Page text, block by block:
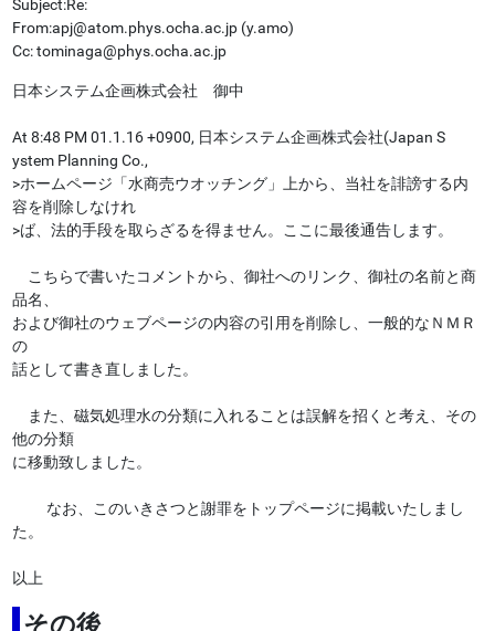
Subject:Re:
From:apj@atom.phys.ocha.ac.jp (y.amo)
Cc: tominaga@phys.ocha.ac.jp
日本システム企画株式会社 御中
At 8:48 PM 01.1.16 +0900, 日本システム企画株式会社(Japan S
ystem Planning Co.,
>ホームページ「水商売ウオッチング」上から、当社を誹謗する内
容を削除しなけれ
>ば、法的手段を取らざるを得ません。ここに最後通告します。
こちらで書いたコメントから、御社へのリンク、御社の名前と商
品名、
および御社のウェブページの内容の引用を削除し、一般的なＮＭＲ
の
話として書き直しました。
また、磁気処理水の分類に入れることは誤解を招くと考え、その
他の分類
に移動致しました。
なお、このいきさつと謝罪をトップページに掲載いたしまし
た。
以上
その後